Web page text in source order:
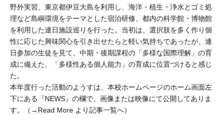
野外実習、東京都伊豆大島を利用し、海洋・植生・浄水とゴミ処
理など島嶼環境をテーマとした宿泊研修、都内の科学館・博物館
を利用した連日施設巡りを行った。当初は、選択肢を多く作り個
性に応じた興味関心を引き出せたらと軽い気持ちであったが、連
日参加の生徒を見て、中期・後期課程の「多様な国際理解」の育
成に備えた、「多様性ある個人能力」の育成に位置づけると感じ
た。
本年度行った活動のようすは、本校ホームページのホーム画面左
下にある『NEWS』の欄で、画像または映像にて公開してありま
す。（→Read More より記事一覧へ）